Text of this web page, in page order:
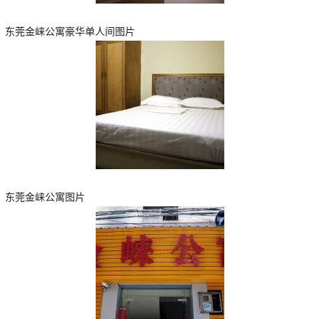
东莞金崃公寓豪华单人间图片
东莞金崃公寓图片